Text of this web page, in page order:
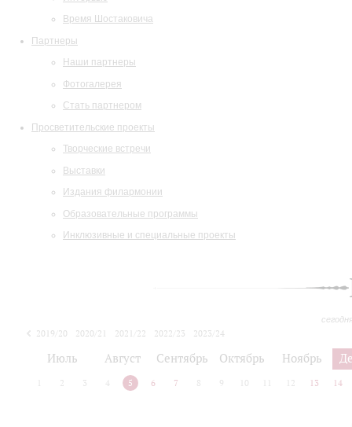
Время Шостаковича
Партнеры
Наши партнеры
Фотогалерея
Стать партнером
Просветительские проекты
Творческие встречи
Выставки
Издания филармонии
Образовательные программы
Инклюзивные и специальные проекты
2019/20 2020/21 2021/22 2022/23
2023/24
Июль Август Сентябрь Октябрь Ноябрь
2 3 4 5 6 7 8 9 10 12 13 14